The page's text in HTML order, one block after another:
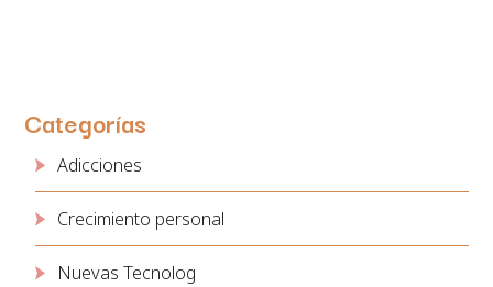
Categorías
Adicciones
Crecimiento personal
Nuevas Tecnolog